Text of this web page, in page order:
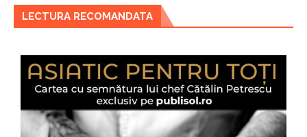
LECTURA RECOMANDATA